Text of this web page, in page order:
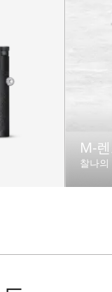
M-
찰나